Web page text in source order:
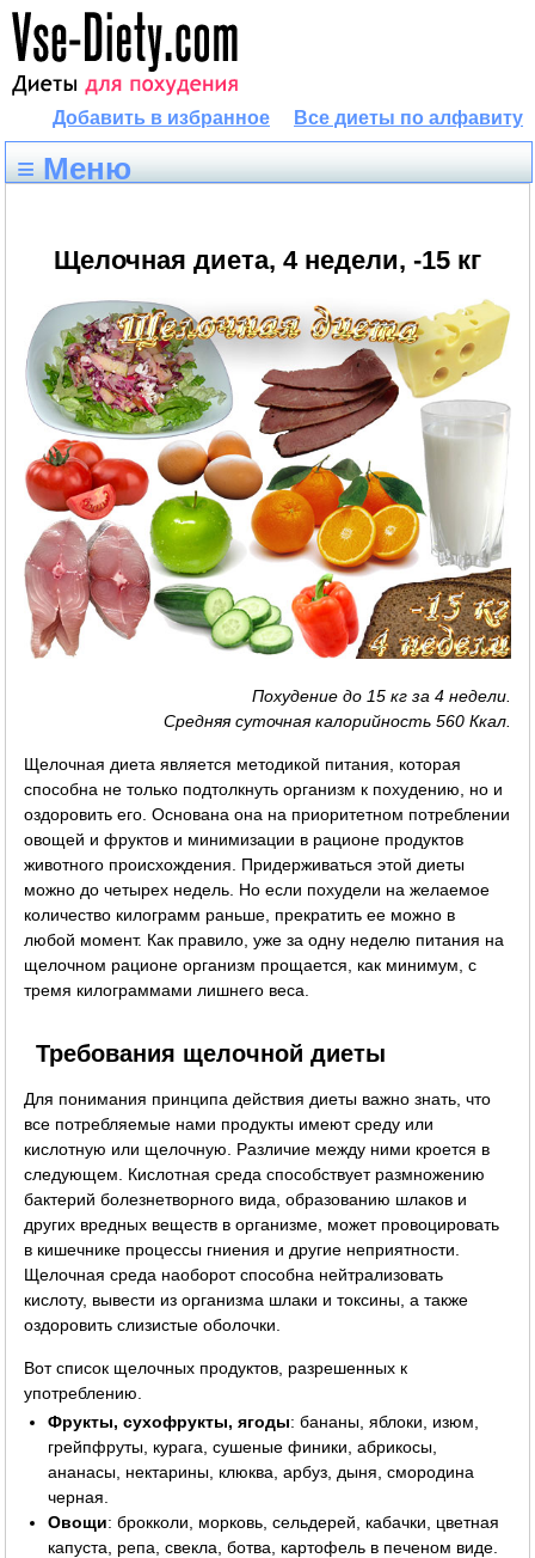
Все диеты по алфавиту
Добавить в избранное
≡ Меню
Щелочная диета, 4 недели, -15 кг
Похудение до 15 кг за 4 недели.
Средняя суточная калорийность 560 Ккал.
Щелочная диета является методикой питания, которая
способна не только подтолкнуть организм к похудению, но и
оздоровить его. Основана она на приоритетном потреблении
овощей и фруктов и минимизации в рационе продуктов
животного происхождения. Придерживаться этой диеты
можно до четырех недель. Но если похудели на желаемое
количество килограмм раньше, прекратить ее можно в
любой момент. Как правило, уже за одну неделю питания на
щелочном рационе организм прощается, как минимум, с
тремя килограммами лишнего веса.
Требования щелочной диеты
Для понимания принципа действия диеты важно знать, что
все потребляемые нами продукты имеют среду или
кислотную или щелочную. Различие между ними кроется в
следующем. Кислотная среда способствует размножению
бактерий болезнетворного вида, образованию шлаков и
других вредных веществ в организме, может провоцировать
в кишечнике процессы гниения и другие неприятности.
Щелочная среда наоборот способна нейтрализовать
кислоту, вывести из организма шлаки и токсины, а также
оздоровить слизистые оболочки.
Вот список щелочных продуктов, разрешенных к
употреблению.
Фрукты, сухофрукты, ягоды: бананы, яблоки, изюм,
грейпфруты, курага, сушеные финики, абрикосы,
ананасы, нектарины, клюква, арбуз, дыня, смородина
черная.
Овощи: брокколи, морковь, сельдерей, кабачки, цветная
капуста, репа, свекла, ботва, картофель в печеном виде.